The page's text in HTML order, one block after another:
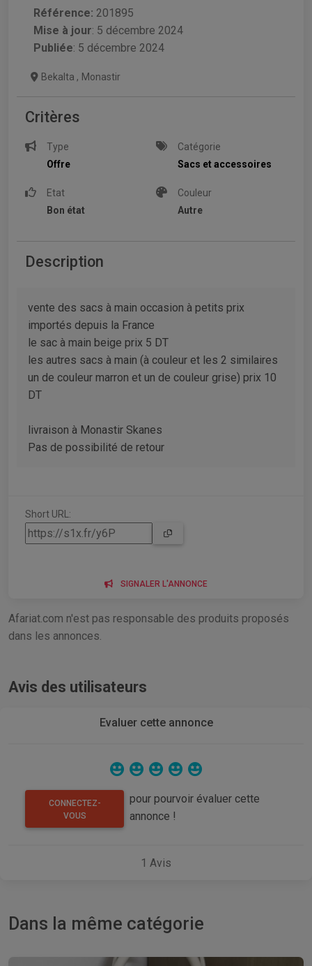
Référence: 201895
Mise à jour: 5 décembre 2024
Publiée: 5 décembre 2024
Bekalta , Monastir
Critères
Type
Offre
Catégorie
Sacs et accessoires
Etat
Bon état
Couleur
Autre
Description
vente des sacs à main occasion à petits prix
importés depuis la France
le sac à main beige prix 5 DT
les autres sacs à main (à couleur et les 2 similaires
un de couleur marron et un de couleur grise) prix 10
DT
livraison à Monastir Skanes
Pas de possibilité de retour
Short URL:
SIGNALER L'ANNONCE
Afariat.com n'est pas responsable des produits proposés
dans les annonces.
Avis des utilisateurs
Evaluer cette annonce
CONNECTEZ-
VOUS
pour pourvoir évaluer cette
annonce !
1 Avis
Dans la même catégorie